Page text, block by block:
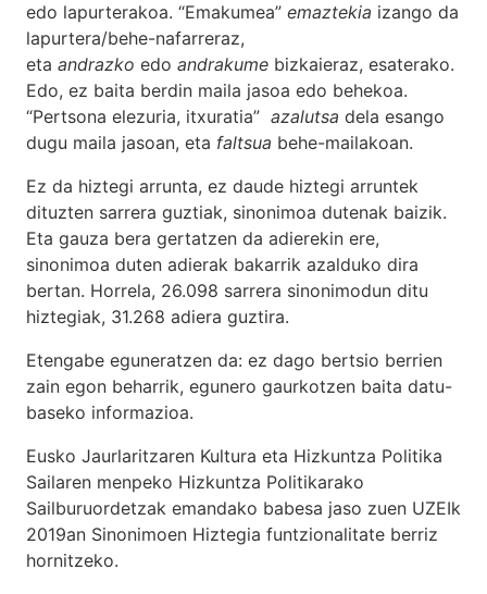
edo lapurterakoa. “Emakumea” emaztekia izango da
lapurtera/behe-nafarreraz,
eta andrazko edo andrakume bizkaieraz, esaterako.
Edo, ez baita berdin maila jasoa edo behekoa.
“Pertsona elezuria, itxuratia” azalutsa dela esango
dugu maila jasoan, eta faltsua behe-mailakoan.
Ez da hiztegi arrunta, ez daude hiztegi arruntek
dituzten sarrera guztiak, sinonimoa dutenak baizik.
Eta gauza bera gertatzen da adierekin ere,
sinonimoa duten adierak bakarrik azalduko dira
bertan. Horrela, 26.098 sarrera sinonimodun ditu
hiztegiak, 31.268 adiera guztira.
Etengabe eguneratzen da: ez dago bertsio berrien
zain egon beharrik, egunero gaurkotzen baita datu-
baseko informazioa.
Eusko Jaurlaritzaren Kultura eta Hizkuntza Politika
Sailaren menpeko Hizkuntza Politikarako
Sailburuordetzak emandako babesa jaso zuen UZEIk
2019an Sinonimoen Hiztegia funtzionalitate berriz
hornitzeko.